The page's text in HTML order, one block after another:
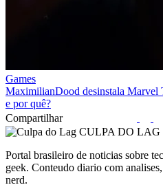
Games
MaximilianDood desinstala Marvel
e por quê?
Compartilhar
CULPA DO LAG
Portal brasileiro de noticias sobre
geek. Conteudo diario com
nerd.